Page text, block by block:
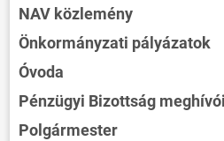
NAV közlemény
Önkormányzati pályázatok
Óvoda
Pénzügyi Bizottság meghívói
Polgármester